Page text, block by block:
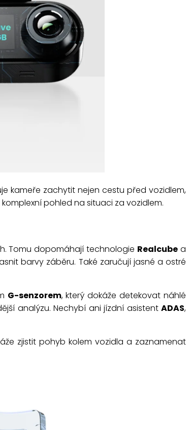
kameře zachytit nejen cestu před vozidlem,
pohled na situaci za vozidlem.
Tomu dopomáhají technologie Realcube a
barvy záběru. Také zaručují jasné a ostré
G-senzorem, který dokáže detekovat náhlé
analýzu. Nechybí ani jízdní asistent ADAS,
zjistit pohyb kolem vozidla a zaznamenat